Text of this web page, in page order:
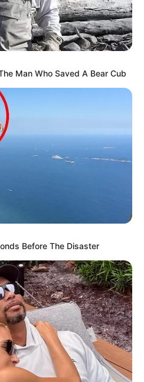
Man Who Saved A Bear Cub
Before The Disaster